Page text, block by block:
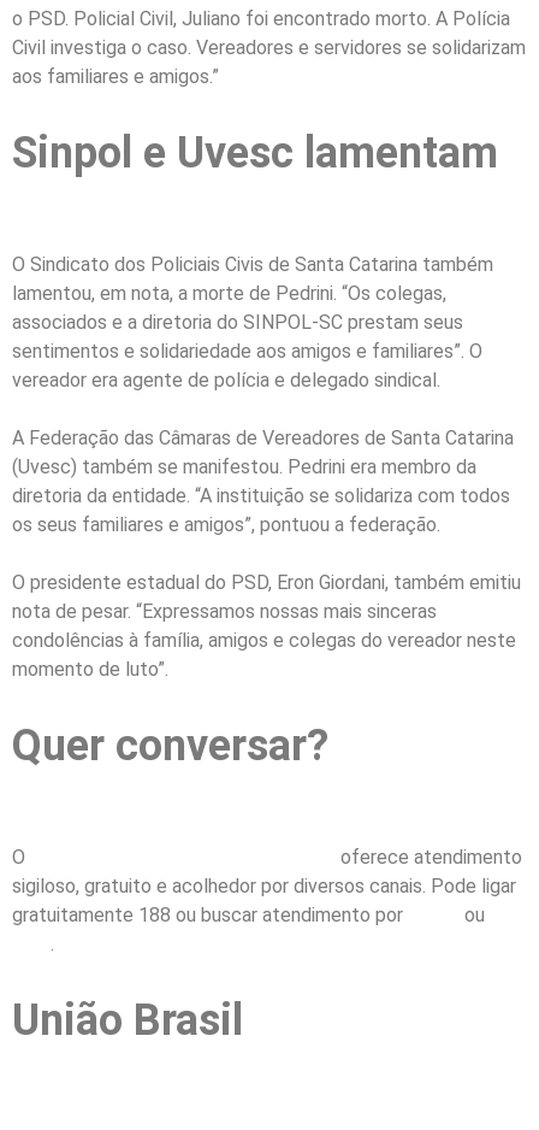
o PSD. Policial Civil, Juliano foi encontrado morto. A Polícia
Civil investiga o caso. Vereadores e servidores se solidarizam
aos familiares e amigos.”
Sinpol e Uvesc lamentam
O Sindicato dos Policiais Civis de Santa Catarina também
lamentou, em nota, a morte de Pedrini. “Os colegas,
associados e a diretoria do SINPOL-SC prestam seus
sentimentos e solidariedade aos amigos e familiares”. O
vereador era agente de polícia e delegado sindical.
A Federação das Câmaras de Vereadores de Santa Catarina
(Uvesc) também se manifestou. Pedrini era membro da
diretoria da entidade. “A instituição se solidariza com todos
os seus familiares e amigos”, pontuou a federação.
O presidente estadual do PSD, Eron Giordani, também emitiu
nota de pesar. “Expressamos nossas mais sinceras
condolências à família, amigos e colegas do vereador neste
momento de luto”.
Quer conversar?
O
oferece atendimento
sigiloso, gratuito e acolhedor por diversos canais. Pode ligar
gratuitamente 188 ou buscar atendimento por
ou
União Brasil